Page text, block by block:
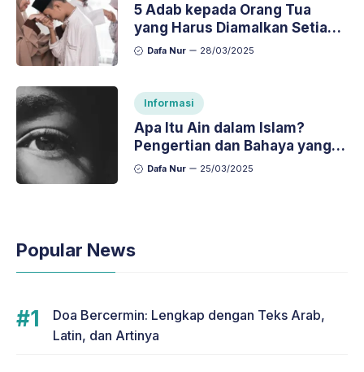
5 Adab kepada Orang Tua
yang Harus Diamalkan Setiap
HariDafa Nur 28/03/2025
Informasi
Apa Itu Ain dalam Islam?
Pengertian dan Bahaya yang
Perlu Diketahui
Dafa Nur 25/03/2025
Popular News
Doa Bercermin: Lengkap dengan Teks Arab,
Latin, dan Artinya